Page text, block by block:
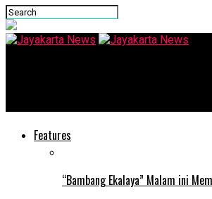
Features
“Bambang Ekalaya” Malam ini